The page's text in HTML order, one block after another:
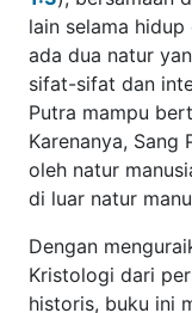
Kapan dan
dijelaskan dengan
yang dikerjakan
keselamatan kita.
tidak terpisahkan
berbuat demikian,
taat, bertindak
pengganti kita.
baik keilahian Putra